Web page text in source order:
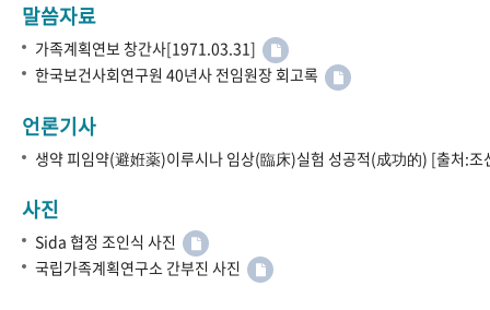
말씀자료
가족계획연보 창간사[1971.03.31]
한국보건사회연구원 40년사 전임원장 회고록
언론기사
생약 피임약(避姙薬)이루시나 임상(臨床)실험 성공적(成功的) [출처:
사진
Sida 협정 조인식 사진
국립가족계획연구소 간부진 사진